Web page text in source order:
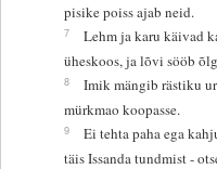
pisike poiss ajab neid.
7
Lehm ja karu käivad
üheskoos, ja lõvi sööb
8
Imik mängib rästiku
mürkmao koopasse.
9
Ei tehta paha ega
täis Issanda tundmist -